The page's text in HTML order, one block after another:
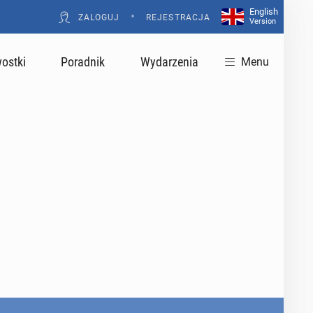
ZALOGUJ • REJESTRACJA
English
Version
Poradnik Wydarzenia Menu